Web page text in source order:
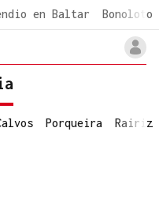
en Baltar Bonoloto
Porqueira Rairiz